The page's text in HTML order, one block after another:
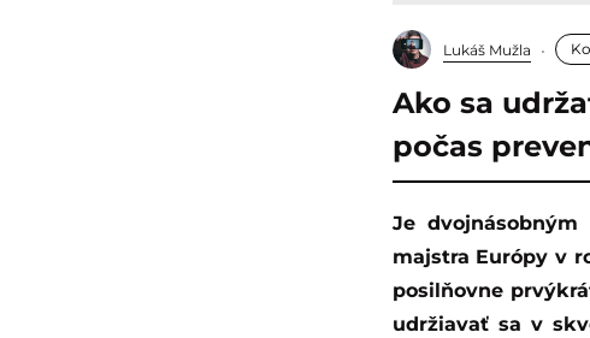
Lukáš Mužla
Ako sa
počas
Je dvojnásobným majstrom sveta vo fitness, okrem toho aj držiteľom titulu
majstra Európy v
posilňovne
udržiavať sa v